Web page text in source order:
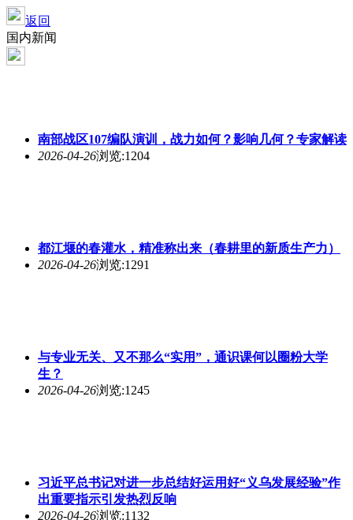
返回
国内新闻
南部战区107编队演训，战力如何？影响几何？专家解读
2026-04-26浏览:1204
都江堰的春灌水，精准称出来（春耕里的新质生产力）
2026-04-26浏览:1291
与专业无关、又不那么“实用”，通识课何以圈粉大学
生？
2026-04-26浏览:1245
习近平总书记对进一步总结好运用好“义乌发展经验”作
出重要指示引发热烈反响
2026-04-26浏览:1132